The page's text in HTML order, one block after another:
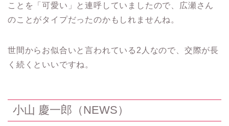
ことを「可愛い」と連呼していましたので、広瀬さん
のことがタイプだったのかもしれませんね。
世間からお似合いと言われている2人なので、交際が長
く続くといいですね。
小山 慶一郎（NEWS）